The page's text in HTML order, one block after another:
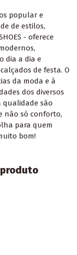
popular e
de estilos,
- oferece
dia a dia e
de festa. O
da moda e à
dos diversos
qualidade são
não só conforto,
para quem
bom!